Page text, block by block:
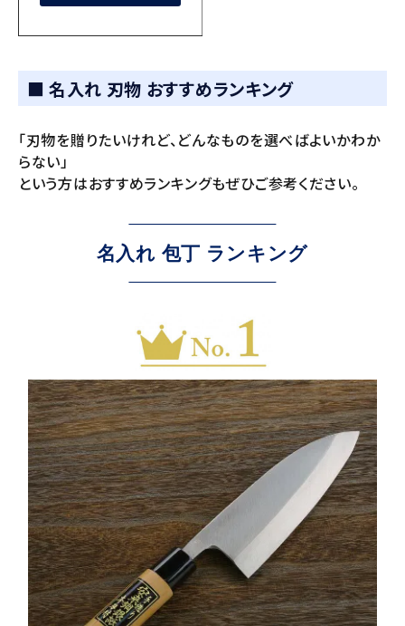
■ 名入れ 刃物 おすすめランキング
「刃物を贈りたいけれど、どんなものを選べばよいかわか
らない」
という方はおすすめランキングもぜひご参考ください。
名入れ 包丁 ランキング